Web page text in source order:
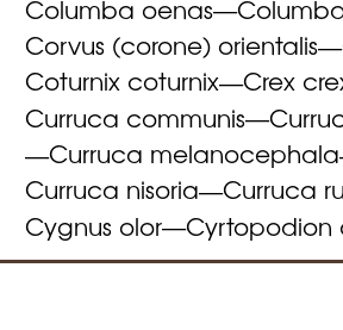
Columba oenas—
Corvus (corone) orientalis—
Coturnix coturnix—Crex
Curruca communis—
—Curruca melanocephala
Curruca nisoria—Curruca
Cygnus olor—Cyrtopodion